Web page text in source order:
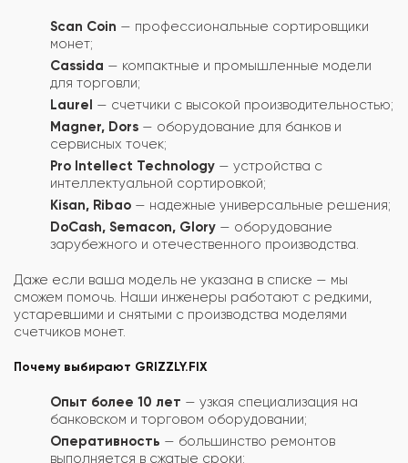
Scan Coin — профессиональные сортировщики
монет;
Cassida — компактные и промышленные модели
для торговли;
Laurel — счетчики с высокой производительностью;
Magner, Dors — оборудование для банков и
сервисных точек;
Pro Intellect Technology — устройства с
интеллектуальной сортировкой;
Kisan, Ribao — надежные универсальные решения;
DoCash, Semacon, Glory — оборудование
зарубежного и отечественного производства.
Даже если ваша модель не указана в списке — мы
сможем помочь. Наши инженеры работают с редкими,
устаревшими и снятыми с производства моделями
счетчиков монет.
Почему выбирают GRIZZLY.FIX
Опыт более 10 лет — узкая специализация на
банковском и торговом оборудовании;
Оперативность — большинство ремонтов
выполняется в сжатые сроки;